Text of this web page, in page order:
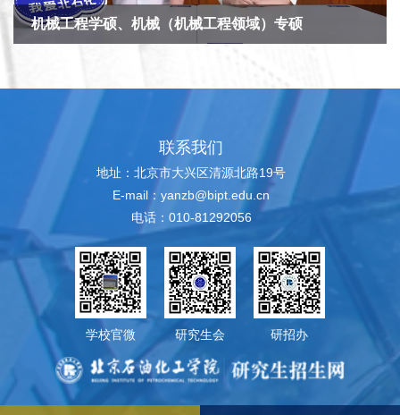
机械工程学硕、机械（机械工程领域）专硕
联系我们
地址：北京市大兴区清源北路19号
E-mail：yanzb@bipt.edu.cn
电话：010-81292056
学校官微 研究生会 研招办